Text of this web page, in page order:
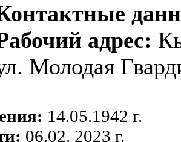
адрес:
Молодая
14.05.1942 г.
06.02. 2023 г.